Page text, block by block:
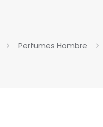
Perfumes Hombre